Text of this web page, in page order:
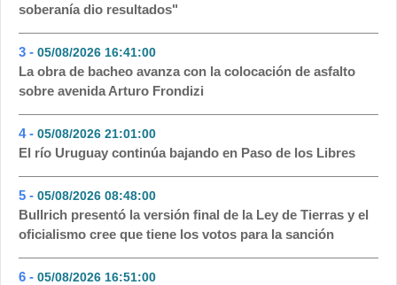
soberanía dio resultados"
3 - 05/08/2026 16:41:00
La obra de bacheo avanza con la colocación de asfalto
sobre avenida Arturo Frondizi
4 - 05/08/2026 21:01:00
El río Uruguay continúa bajando en Paso de los Libres
5 - 05/08/2026 08:48:00
Bullrich presentó la versión final de la Ley de Tierras y el
oficialismo cree que tiene los votos para la sanción
6 - 05/08/2026 16:51:00